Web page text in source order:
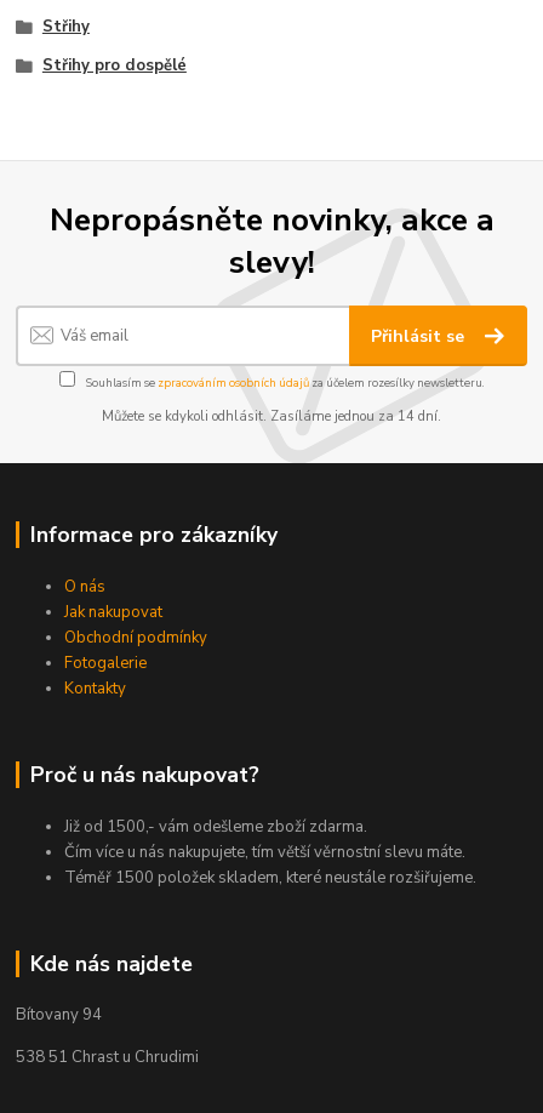
Střihy
Střihy pro dospělé
Nepropásněte novinky, akce a
slevy!
Přihlásit se
Souhlasím se zpracováním osobních údajůza účelem rozesílky newsletteru.
Můžete se kdykoli odhlásit. Zasíláme jednou za 14 dní.
Informace pro zákazníky
O nás
Jak nakupovat
Obchodní podmínky
Fotogalerie
Kontakty
Proč u nás nakupovat?
Již od 1500,- vám odešleme zboží zdarma.
Čím více u nás nakupujete, tím větší věrnostní slevu máte.
Téměř 1500 položek skladem, které neustále rozšiřujeme.
Kde nás najdete
Bítovany 94
538 51 Chrast u Chrudimi